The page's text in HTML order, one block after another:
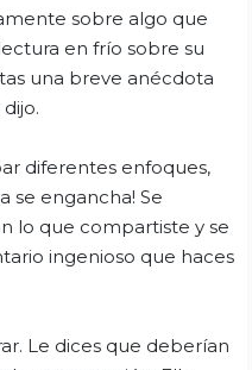
sobre algo que
en frío sobre su
una breve anécdota
diferentes enfoques,
se engancha! Se
lo que compartiste y se
ingenioso que haces
Le dices que deberían